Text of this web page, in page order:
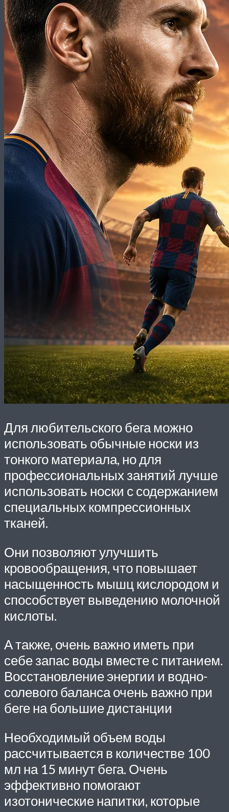
Для любительского бега можно
использовать обычные носки из
тонкого материала, но для
профессиональных занятий лучше
использовать носки с содержанием
специальных компрессионных
тканей.
Они позволяют улучшить
кровообращения, что повышает
насыщенность мышц кислородом и
способствует выведению молочной
кислоты.
А также, очень важно иметь при
себе запас воды вместе с питанием.
Восстановление энергии и водно-
солевого баланса очень важно при
беге на большие дистанции
Необходимый объем воды
рассчитывается в количестве 100
мл на 15 минут бега. Очень
эффективно помогают
изотонические напитки, которые